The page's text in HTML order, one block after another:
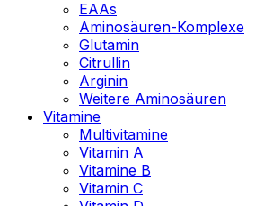
EAAs
Aminosäuren-Komplexe
Glutamin
Citrullin
Arginin
Weitere Aminosäuren
Vitamine
Multivitamine
Vitamin A
Vitamine B
Vitamin C